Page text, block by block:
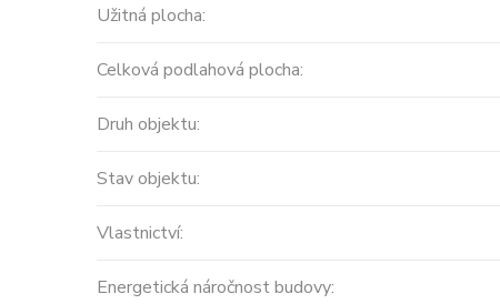
Užitná plocha:
Celková podlahová plocha:
Druh objektu:
Stav objektu:
Vlastnictví:
Energetická náročnost budovy:
velikosti 416m2 + terasa -